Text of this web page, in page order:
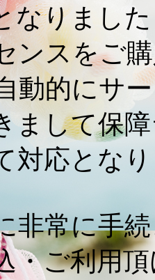
りまし
ンスをご
動的にサ
して保
対応とな
非常に手
・ご利用